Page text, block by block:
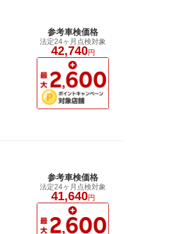
参考車検価格
法定24ヶ月点検対象
42,740円
参考車検価格
法定24ヶ月点検対象
41,640円